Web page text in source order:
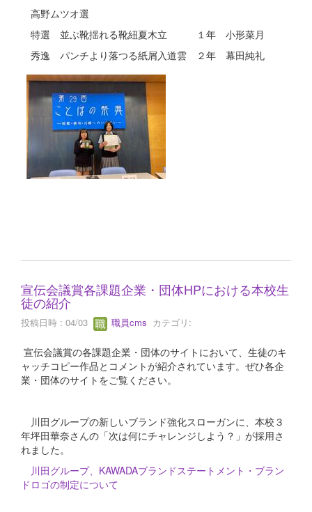
高野ムツオ選
特選 並ぶ靴揺れる靴紐夏木立 １年 小形菜月
秀逸 パンチより落つる紙屑入道雲 ２年 幕田純礼
宣伝会議賞各課題企業・団体HPにおける本校生
徒の紹介
投稿日時 : 04/03 職員cms カテゴリ:
宣伝会議賞の各課題企業・団体のサイトにおいて、生徒のキ
ャッチコピー作品とコメントが紹介されています。ぜひ各企
業・団体のサイトをご覧ください。
川田グループの新しいブランド強化スローガンに、本校３
年坪田華奈さんの「次は何にチャレンジしよう？」が採用さ
れました。
川田グループ、KAWADAブランドステートメント・ブラン
ドロゴの制定について